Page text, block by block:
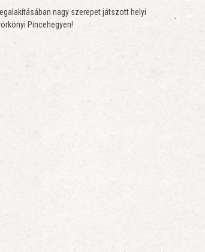
nagy szerepet játszott helyi
Pincehegyen!